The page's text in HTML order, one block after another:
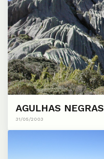
AGULHAS NEGRAS
31/05/2003